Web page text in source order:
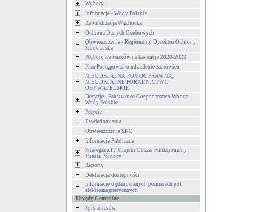
Wybory
Informacje - Wody Polskie
Rewitalizacja Wąchocka
Ochrona Danych Osobowych
Obwieszczenia - Regionalny Dyrektor Ochrony
Środowiska
Wybory Ławników na kadencje 2020-2023
Plan Postępowań o udzielenie zamówień
NIEODPŁATNA POMOC PRAWNA,
NIEODPŁATNE PORADNICTWO
OBYWATELSKIE
Decyzje - Państwowe Gospodarstwo Wodne
Wody Polskie
Petycje
Zawiadomienia
Obwieszczenia SKO
Informacja Publiczna
Strategia ZIT Miejski Obszar Funkcjonalny
Miasta Północy
Raporty
Deklaracja dostępności
Informacje o planowanych pomiarach pól
elektromagnetycznych
Urzędy Centralne
Spis adresów